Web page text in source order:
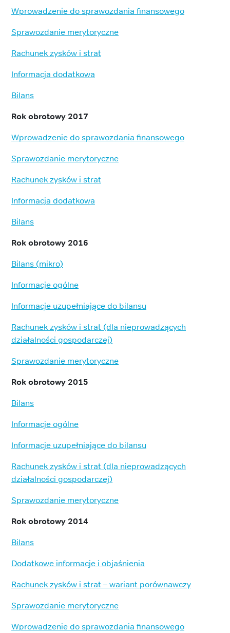
Wprowadzenie do sprawozdania finansowego
Sprawozdanie merytoryczne
Rachunek zysków i strat
Informacja dodatkowa
Bilans
Rok obrotowy 2017
Wprowadzenie do sprawozdania finansowego
Sprawozdanie merytoryczne
Rachunek zysków i strat
Informacja dodatkowa
Bilans
Rok obrotowy 2016
Bilans (mikro)
Informacje ogólne
Informacje uzupełniające do bilansu
Rachunek zysków i strat (dla nieprowadzących
działalności gospodarczej)
Sprawozdanie merytoryczne
Rok obrotowy 2015
Bilans
Informacje ogólne
Informacje uzupełniające do bilansu
Rachunek zysków i strat (dla nieprowadzących
działalności gospodarczej)
Sprawozdanie merytoryczne
Rok obrotowy 2014
Bilans
Dodatkowe informacje i objaśnienia
Rachunek zysków i strat – wariant porównawczy
Sprawozdanie merytoryczne
Wprowadzenie do sprawozdania finansowego